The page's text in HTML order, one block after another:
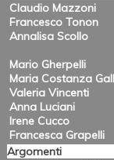
Claudio Mazzoni
Francesco Tonon
Annalisa Scollo
Mario Gherpelli
Maria Costanza
Valeria Vincenti
Anna Luciani
Irene Cucco
Francesca Grapelli
Argomenti